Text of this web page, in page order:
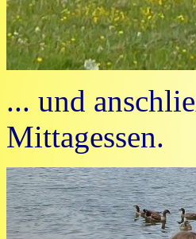
... und
Mittagessen.